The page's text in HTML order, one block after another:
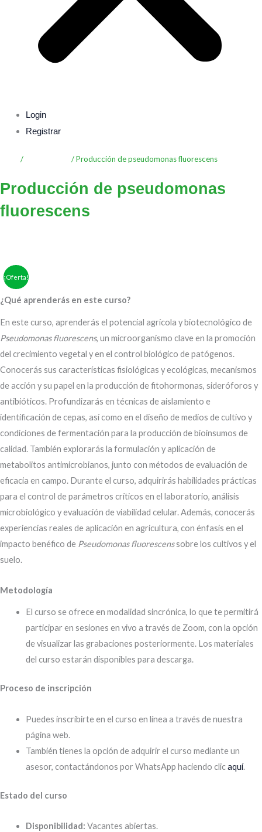
Login
Registrar
/ / Producción de pseudomonas fluorescens
Producción de pseudomonas
fluorescens
¿Qué aprenderás en este curso?
En este curso, aprenderás el potencial agrícola y biotecnológico de
Pseudomonas fluorescens, un microorganismo clave en la promoción
del crecimiento vegetal y en el control biológico de patógenos.
Conocerás sus características fisiológicas y ecológicas, mecanismos
de acción y su papel en la producción de fitohormonas, sideróforos y
antibióticos. Profundizarás en técnicas de aislamiento e
identificación de cepas, así como en el diseño de medios de cultivo y
condiciones de fermentación para la producción de bioinsumos de
calidad. También explorarás la formulación y aplicación de
metabolitos antimicrobianos, junto con métodos de evaluación de
eficacia en campo. Durante el curso, adquirirás habilidades prácticas
para el control de parámetros críticos en el laboratorio, análisis
microbiológico y evaluación de viabilidad celular. Además, conocerás
experiencias reales de aplicación en agricultura, con énfasis en el
impacto benéfico de Pseudomonas fluorescenssobre los cultivos y el
suelo.
Metodología
El curso se ofrece en modalidad sincrónica, lo que te permitirá
participar en sesiones en vivo a través de Zoom, con la opción
de visualizar las grabaciones posteriormente. Los materiales
del curso estarán disponibles para descarga.
Proceso de inscripción
Puedes inscribirte en el curso en línea a través de nuestra
página web.
También tienes la opción de adquirir el curso mediante un
asesor, contactándonos por WhatsApp haciendo clicaquí.
Estado del curso
Disponibilidad: Vacantes abiertas.
¡Oferta!
precio
original
era:
$13.00.
precio
actual
es:
$10.00.
Producción
de
pseudomonas